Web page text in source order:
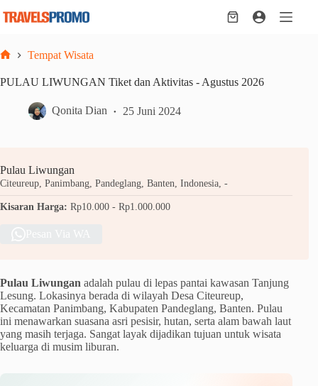
Shopping
Tempat Wisata
PULAU LIWUNGAN Tiket dan Aktivitas - Agustus 2026
Qonita Dian 25 Juni 2024
Pulau Liwungan
Citeureup, Panimbang, Pandeglang, Banten, Indonesia, -
Kisaran Harga: Rp10.000 - Rp1.000.000
Pulau Liwungan adalah pulau di lepas pantai kawasan Tanjung
Lesung. Lokasinya berada di wilayah Desa Citeureup,
Kecamatan Panimbang, Kabupaten Pandeglang, Banten. Pulau
ini menawarkan suasana asri pesisir, hutan, serta alam bawah laut
yang masih terjaga. Sangat layak dijadikan tujuan untuk wisata
keluarga di musim liburan.